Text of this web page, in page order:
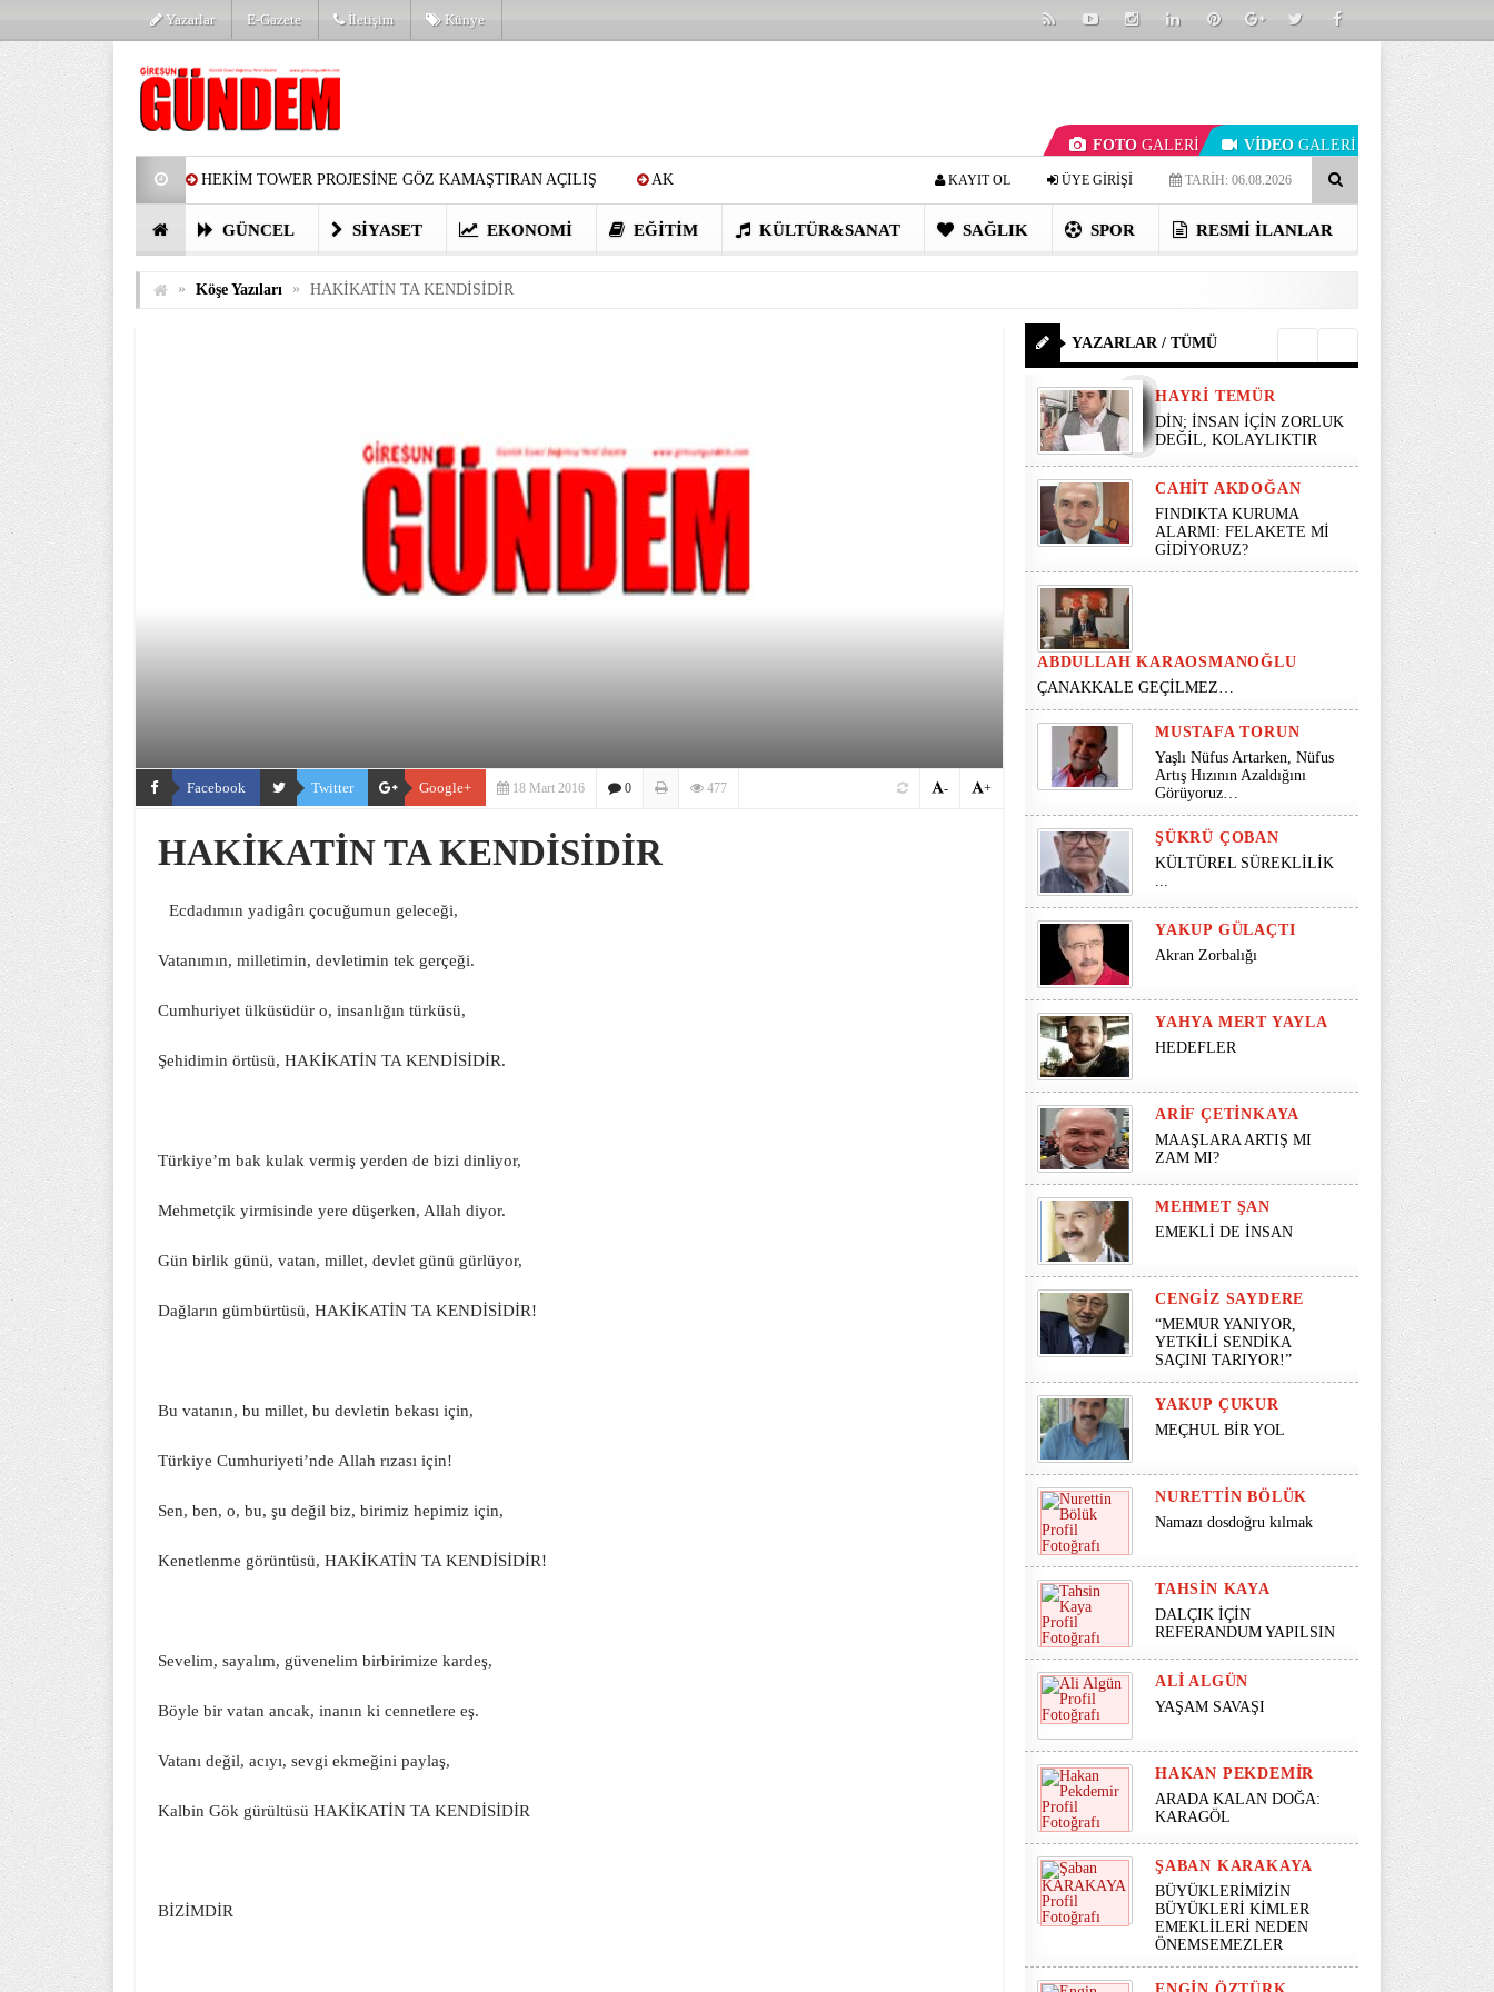
Yazarlar E-Gazete İletişim Künye
FOTO GALERİ VİDEO GALERİ
HEKİM TOWER PROJESİNE GÖZ KAMAŞTIRAN AÇILIŞ AK
PARTİ’DE YENİ YÜZLER HARUN CİCİ: VİDEOYU GÖRÜNCE
TARİH: 06.08.2026
ÜYE GİRİŞİ
KAYIT OL
GÜNCEL SIYASET EKONOMI EĞITIM KÜLTÜR&SANAT SAĞLIK SPOR RESMI İLANLAR
» Köşe Yazıları » HAKİKATİN TA KENDİSİDİR
Facebook Twitter Google+ 18 Mart 2016 0 477 +
-
HAKİKATİN TA KENDİSİDİR
Ecdadımın yadigârı çocuğumun geleceği,
Vatanımın, milletimin, devletimin tek gerçeği.
Cumhuriyet ülküsüdür o, insanlığın türküsü,
Şehidimin örtüsü, HAKİKATİN TA KENDİSİDİR.
Türkiye’m bak kulak vermiş yerden de bizi dinliyor,
Mehmetçik yirmisinde yere düşerken, Allah diyor.
Gün birlik günü, vatan, millet, devlet günü gürlüyor,
Dağların gümbürtüsü, HAKİKATİN TA KENDİSİDİR!
Bu vatanın, bu millet, bu devletin bekası için,
Türkiye Cumhuriyeti’nde Allah rızası için!
Sen, ben, o, bu, şu değil biz, birimiz hepimiz için,
Kenetlenme görüntüsü, HAKİKATİN TA KENDİSİDİR!
Sevelim, sayalım, güvenelim birbirimize kardeş,
Böyle bir vatan ancak, inanın ki cennetlere eş.
Vatanı değil, acıyı, sevgi ekmeğini paylaş,
Kalbin Gök gürültüsü HAKİKATİN TA KENDİSİDİR
BİZİMDİR
YAZARLAR / TÜMÜ
HAYRI TEMÜR
DİN; İNSAN İÇİN ZORLUK
DEĞİL, KOLAYLIKTIR
CAHIT AKDOĞAN
FINDIKTA KURUMA
ALARMI: FELAKETE Mİ
GİDİYORUZ?
ABDULLAH KARAOSMANOĞLU
ÇANAKKALE GEÇİLMEZ…
MUSTAFA TORUN
Yaşlı Nüfus Artarken, Nüfus
Artış Hızının Azaldığını
Görüyoruz…
ŞÜKRÜ ÇOBAN
KÜLTÜREL SÜREKLİLİK
...
YAKUP GÜLAÇTI
Akran Zorbalığı
YAHYA MERT YAYLA
HEDEFLER
ARIF ÇETINKAYA
MAAŞLARA ARTIŞ MI
ZAM MI?
MEHMET ŞAN
EMEKLİ DE İNSAN
CENGIZ SAYDERE
“MEMUR YANIYOR,
YETKİLİ SENDİKA
SAÇINI TARIYOR!”
YAKUP ÇUKUR
MEÇHUL BİR YOL
NURETTIN BÖLÜK
Namazı dosdoğru kılmak
TAHSIN KAYA
DALÇIK İÇİN
REFERANDUM YAPILSIN
ALI ALGÜN
YAŞAM SAVAŞI
HAKAN PEKDEMIR
ARADA KALAN DOĞA:
KARAGÖL
ŞABAN KARAKAYA
BÜYÜKLERİMİZİN
BÜYÜKLERİ KİMLER
EMEKLİLERİ NEDEN
ÖNEMSEMEZLER